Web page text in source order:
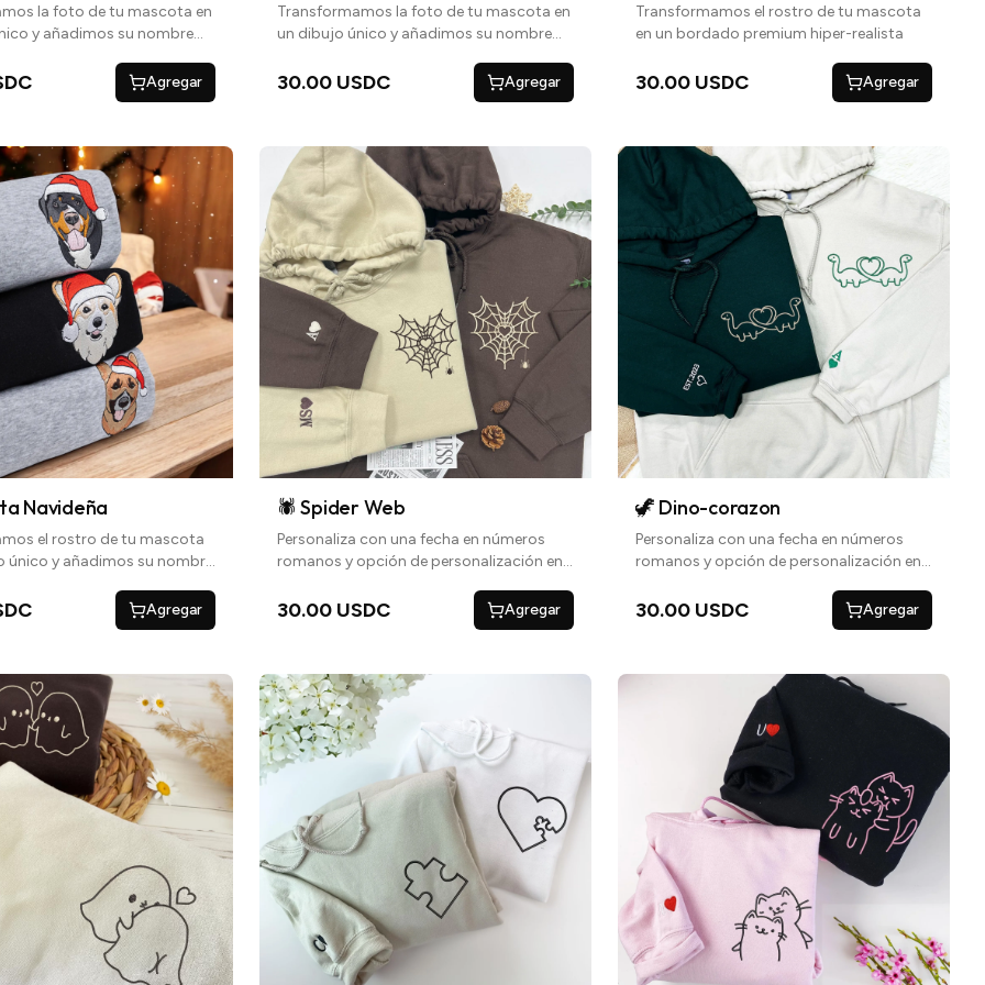
la foto de tu mascota en
y añadimos su nombre
Agregar
Transformamos la foto de tu mascota en
un dibujo único y añadimos su nombre
30.00 USDC Agregar
Transformamos el rostro de tu mascota
en un bordado premium hiper-realista
30.00 USDC Agregar
Navideña
el rostro de tu mascota
único y añadimos su nombre
Agregar
🕷 Spider Web
Personaliza con una fecha en números
romanos y opción de personalización en
o una frase especial
30.00 USDC Agregar
🦖 Dino-corazon
Personaliza con una fecha en números
romanos y opción de personalización en
o una frase especial
30.00 USDC Agregar